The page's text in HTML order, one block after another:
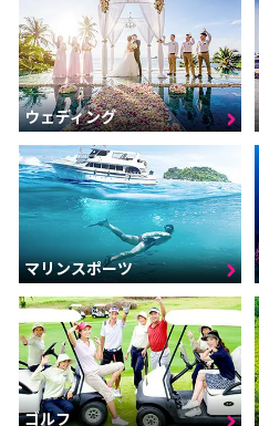
ウェディング
マリンスポーツ
ゴルフ